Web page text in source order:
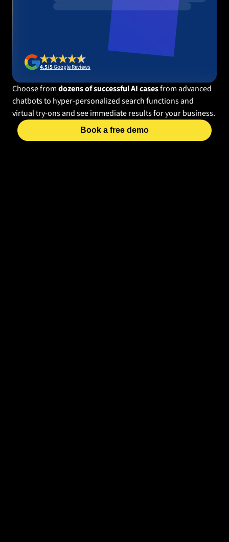
Choose fromdozens of successful AI casesfrom advanced
chatbots to hyper-personalized search functions and
virtual try-ons and see immediate results for your business.
4.5/5 Google Reviews
Book a free demo